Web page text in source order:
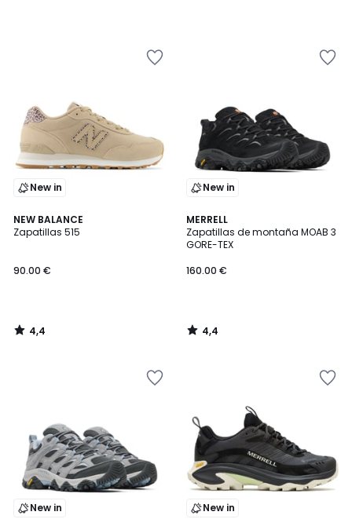
New in
NEW BALANCE
Zapatillas 515
90.00 €
4,4
/ 5
4,4
/
New in
MERRELL
Zapatillas de montaña MOAB 3
GORE-TEX
160.00 €
4,4
/ 5
4,4
/
New in New in